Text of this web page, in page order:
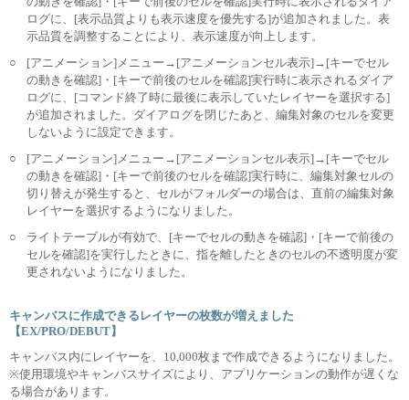
ログに、[表示品質よりも表示速度を優先する]が追加されました。表
示品質を調整することにより、表示速度が向上します。
○
[アニメーション]メニュー→[アニメーションセル表示]→[キーでセル
の動きを確認]・[キーで前後のセルを確認]実行時に表示されるダイア
ログに、[コマンド終了時に最後に表示していたレイヤーを選択する]
が追加されました。ダイアログを閉じたあと、編集対象のセルを変更
しないように設定できます。
○
[アニメーション]メニュー→[アニメーションセル表示]→[キーでセル
の動きを確認]・[キーで前後のセルを確認]実行時に、編集対象セルの
切り替えが発生すると、セルがフォルダーの場合は、直前の編集対象
レイヤーを選択するようになりました。
○
ライトテーブルが有効で、[キーでセルの動きを確認]・[キーで前後の
セルを確認]を実行したときに、指を離したときのセルの不透明度が変
更されないようになりました。
キャンバスに作成できるレイヤーの枚数が増えました
【EX/PRO/DEBUT】
キャンバス内にレイヤーを、10,000枚まで作成できるようになりました。
※使用環境やキャンバスサイズにより、アプリケーションの動作が遅くな
る場合があります。